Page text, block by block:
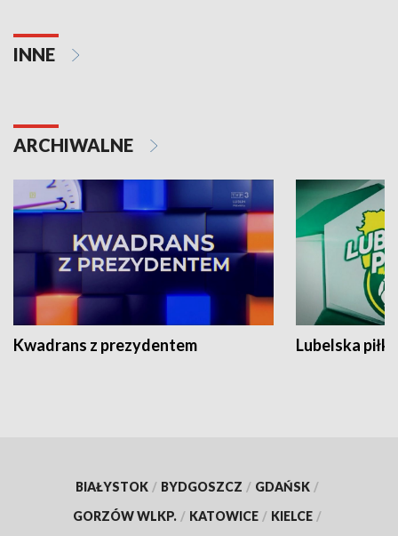
INNE
ARCHIWALNE
Kwadrans z prezydentem Lubelska piłka
BIAŁYSTOK / BYDGOSZCZ / GDAŃSK /
GORZÓW WLKP. / KATOWICE / KIELCE /